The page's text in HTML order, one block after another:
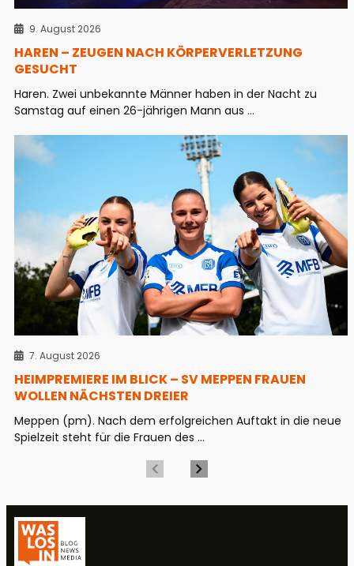
9. August 2026
HAREN – ZEUGEN NACH KÖRPERVERLETZUNG
GESUCHT
Haren. Zwei unbekannte Männer haben in der Nacht zu
Samstag auf einen 26-jährigen Mann aus ...
7. August 2026
HEIMPREMIERE IM BLICK – SV MEPPEN FRAUEN
WOLLEN NÄCHSTEN DREIER
Meppen (pm). Nach dem erfolgreichen Auftakt in die neue
Spielzeit steht für die Frauen des ...